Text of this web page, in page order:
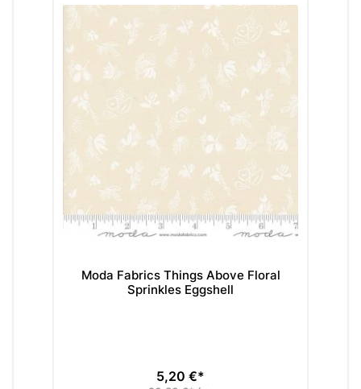
Moda Fabrics Things Above Floral
Sprinkles Eggshell
Preis
5,20 €*